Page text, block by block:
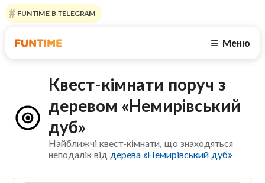
FUNTIME В TELEGRAM
☰ Меню
Квест-кімнати поруч з
деревом «Немирівський
дуб»
Найближчі квест-кімнати, що знаходяться
неподалік від дерева «Немирівський дуб»